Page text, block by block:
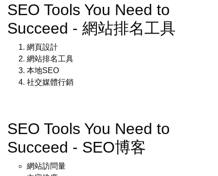
SEO Tools You Need to
Succeed - 網站排名工具
網頁設計
網站排名工具
本地SEO
社交媒體行銷
SEO Tools You Need to
Succeed - SEO博客
網站訪問量